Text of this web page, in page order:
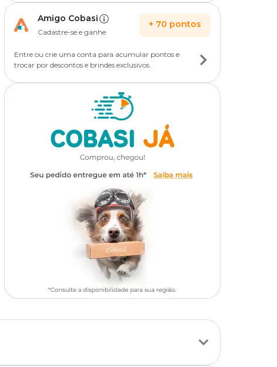
Amigo Cobasi
Cadastre-se e ganhe
+ 70 pontos
Entre ou crie uma conta para acumular pontos e
trocar por descontos e brindes exclusivos.